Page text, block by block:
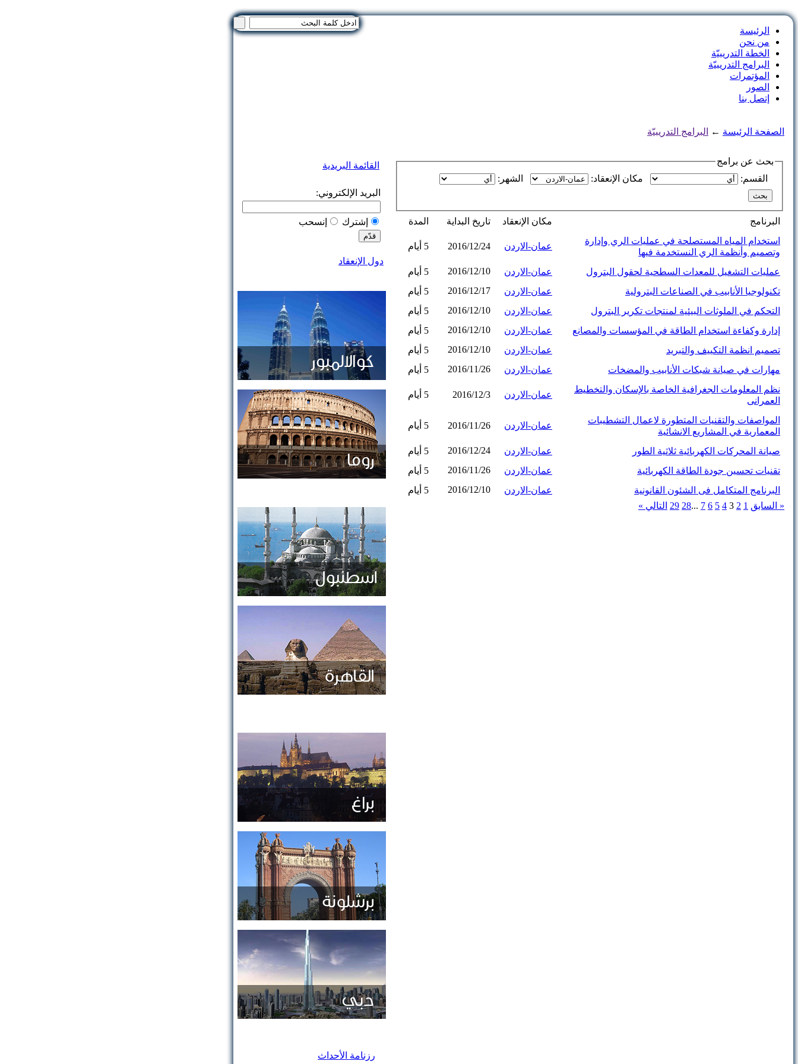
الرئيسة
من نحن
الخطة التدريبيّة
البرامج التدريبيّة
المؤتمرات
الصور
إتصل بنا
الصفحة الرئيسة ← البرامج التدريبيّة
بحث عن برامج
القسم:
البرنامج مكان الإنعقاد تاريخ البداية
المدة
استخدام المياه المستصلحة في عمليات الري وإدارة
وتصميم وأنظمة الري النستخدمة فيها
عمان-الاردن 2016/12/24 5 أيام
عمليات التشغيل للمعدات السطحية لحقول البترول عمان-الاردن 2016/12/10
5 أيام
تكنولوجيا الأنابيب في الصناعات البترولية
عمان-الاردن 2016/12/17
5 أيام
التحكم في الملوثات البيئية لمنتجات تكرير البترول
عمان-الاردن 2016/12/10
5 أيام
إدارة وكفاءة استخدام الطاقة في المؤسسات والمصانع
عمان-الاردن 2016/12/10
5 أيام
تصميم انظمة التكييف والتبريد
عمان-الاردن 2016/12/10
5 أيام
مهارات في صيانة شبكات الأنابيب والمضخات
عمان-الاردن 2016/11/26
5 أيام
نظم المعلومات الجغرافية الخاصة بالإسكان والتخطيط
العمرانى
عمان-الاردن 2016/12/3 5 أيام
المواصفات والتقنيات المتطورة لاعمال التشطيبات
المعمارية في المشاريع الانشائية
عمان-الاردن 2016/11/26 5 أيام
صيانة المحركات الكهربائية ثلاثية الطور عمان-الاردن 2016/12/24
5 أيام
تقنیات تحسین جودة الطاقة الكھربائیة
عمان-الاردن 2016/11/26
5 أيام
البرنامج المتكامل فى الشئون القانونية
عمان-الاردن 2016/12/10
5 أيام
« السابق 1
2
3
4
5
6
7
...
28
29 التالي »
القائمة البريدية
البريد الإلكتروني:
إشترك إنسحب
دول الإنعقاد
رزنامة الأحداث